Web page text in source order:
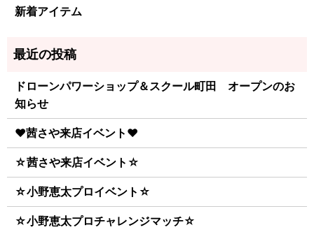
新着アイテム
ドローンパワーショップ＆スクール町田 オープンのお
知らせ
♥茜さや来店イベント♥
☆茜さや来店イベント☆
☆小野恵太プロイベント☆
☆小野恵太プロチャレンジマッチ☆